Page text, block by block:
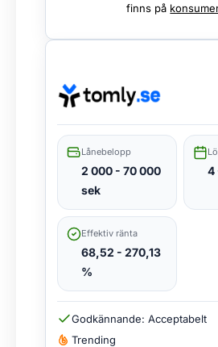
finns på
Lånebelopp
2 000 - 70 000
sek
4
Effektiv ränta
68,52 - 270,13
%
Godkännande: Acceptabelt
Trending